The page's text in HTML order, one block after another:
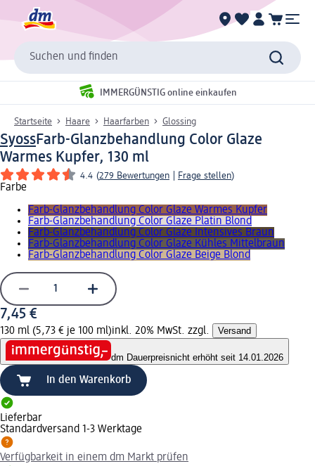
Suchen und finden
IMMERGÜNSTIG online einkaufen
Startseite Haare Haarfarben Glossing
SyossFarb-Glanzbehandlung Color Glaze
Warmes Kupfer, 130 ml
4.4 (279 Bewertungen Frage stellen)
Farbe
Farb-Glanzbehandlung Color Glaze Warmes Kupfer
Farb-Glanzbehandlung Color Glaze Platin Blond
Farb-Glanzbehandlung Color Glaze Intensives Braun
Farb-Glanzbehandlung Color Glaze Kühles Mittelbraun
Farb-Glanzbehandlung Color Glaze Beige Blond
7,45 €
130 ml (5,73 € je 100 ml)inkl. 20% MwSt. zzgl. Versand
dm Dauerpreisnicht erhöht seit 14.01.2026
In den Warenkorb
Lieferbar
Standardversand 1-3 Werktage
Verfügbarkeit in einem dm Markt prüfen